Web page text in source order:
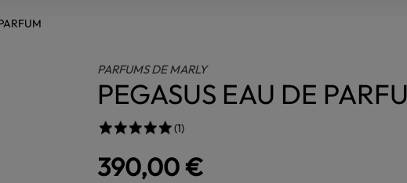
PARFUMS DE MARLY
PEGASUS EAU DE
(1)
390,00 €